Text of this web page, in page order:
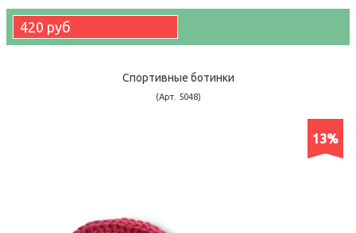
420 руб
Спортивные ботинки
(Арт. 5048)
13%